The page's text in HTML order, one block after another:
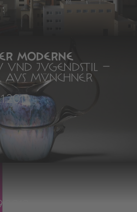
MODERNE
JUGENDSTIL –
AUS MÜNCHNER